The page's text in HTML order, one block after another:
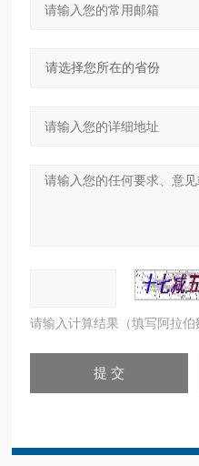
请输入计算结果（填写阿拉